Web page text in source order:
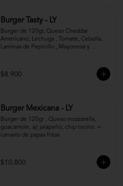
Burger Tasty - LY
Burger de 120gr, Queso Cheddar
Americano, Lechuga , Tomate, Cebolla,
Laminas de Pepinillo , Mayonesa y
$8.900
Burger Mexicana - LY
Burger de 120gr , Queso mozzarella,
guacamole, ají jalapeño, chip tocino. +
canasto de papas fritas
$10.800